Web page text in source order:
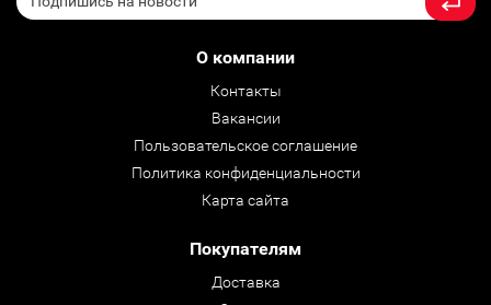
О компании
Контакты
Вакансии
Пользовательское соглашение
Политика конфиденциальности
Карта сайта
Покупателям
Доставка